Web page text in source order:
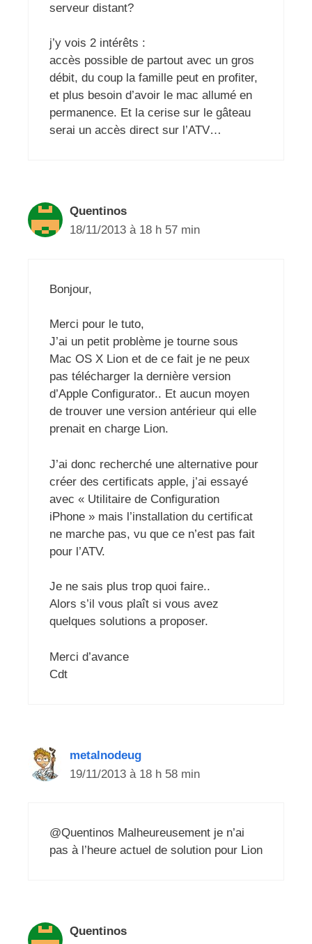
serveur distant?
j’y vois 2 intérêts :
accès possible de partout avec un gros
débit, du coup la famille peut en profiter,
et plus besoin d’avoir le mac allumé en
permanence. Et la cerise sur le gâteau
serai un accès direct sur l’ATV…
Quentinos
18/11/2013 à 18 h 57 min
Bonjour,
Merci pour le tuto,
J’ai un petit problème je tourne sous
Mac OS X Lion et de ce fait je ne peux
pas télécharger la dernière version
d’Apple Configurator.. Et aucun moyen
de trouver une version antérieur qui elle
prenait en charge Lion.
J’ai donc recherché une alternative pour
créer des certificats apple, j’ai essayé
avec « Utilitaire de Configuration
iPhone » mais l’installation du certificat
ne marche pas, vu que ce n’est pas fait
pour l’ATV.
Je ne sais plus trop quoi faire..
Alors s’il vous plaît si vous avez
quelques solutions a proposer.
Merci d’avance
Cdt
metalnodeug
19/11/2013 à 18 h 58 min
@Quentinos Malheureusement je n’ai
pas à l’heure actuel de solution pour Lion
Quentinos